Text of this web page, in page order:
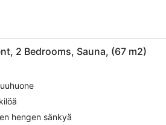
useita savupiippuja, ja sen ympärillä on
Suuri, yhden
2 Bedrooms, Sauna, (67 m2)
hengen sänkyä